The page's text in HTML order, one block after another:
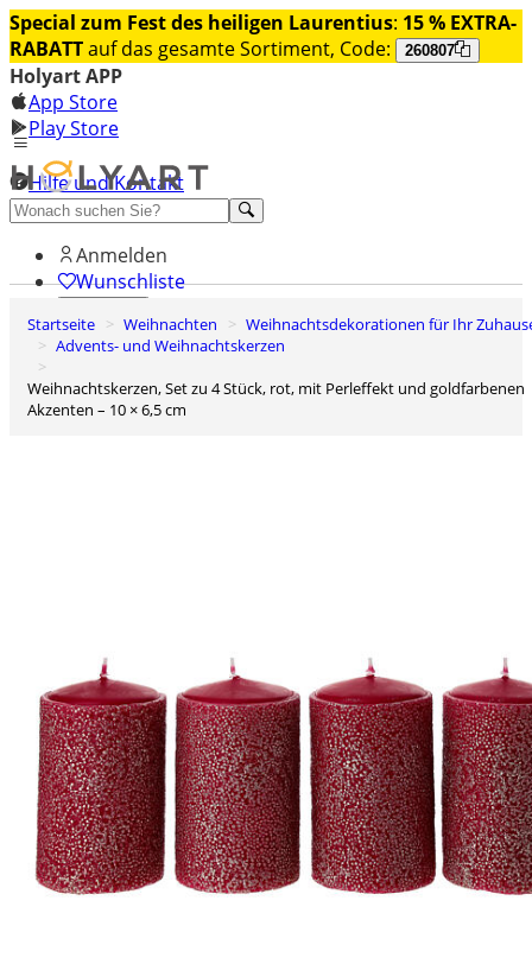
Special zum Fest des heiligen Laurentius: 15 % EXTRA-
RABATTauf das gesamte Sortiment, Code: 260807
Holyart APP
App Store
Play Store
Hilfe und Kontakt
Entdecken Sie Premium
Anmelden
Wunschliste
0
Warenkorb
Startseite Weihnachten
Weihnachtsdekorationen für Ihr
Advents- und Weihnachtskerzen
Weihnachtskerzen, Set zu 4 Stück, rot, mit Perleffekt und goldfarbenen
Akzenten – 10 × 6,5 cm